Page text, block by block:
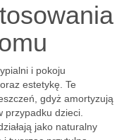
i pokoju
estetykę. Te
gdyż amortyzują
przypadku dzieci.
jako naturalny